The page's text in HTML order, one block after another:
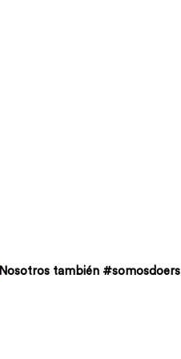
Nosotros también #somosdoers